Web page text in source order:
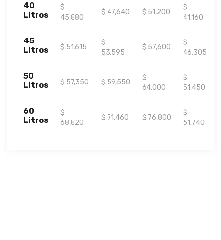
40
Litros
$
45,880
$ 47,640 $ 51,200
$
41,160
45
Litros
$ 51,615
$
53,595
$ 57,600
$
46,305
50
Litros
$ 57,350 $ 59,550
$
64,000
$
51,450
60
Litros
$
68,820
$ 71,460 $ 76,800
$
61,740